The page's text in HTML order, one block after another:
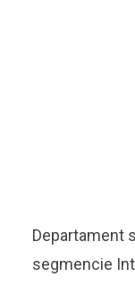
Departament
segmencie